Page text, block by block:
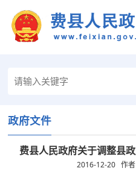
政府文件
费县人民政府关于调整县
2016-12-20 作者